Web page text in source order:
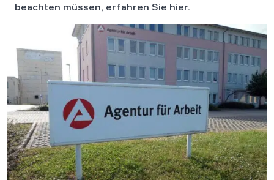
beachten müssen, erfahren Sie hier.